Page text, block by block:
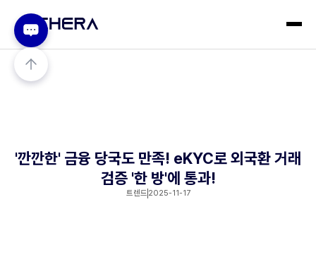
'깐깐한' 금융 당국도 만족! eKYC로 외국환 거래
검증 '한 방'에 통과!
트렌드 2025-11-17